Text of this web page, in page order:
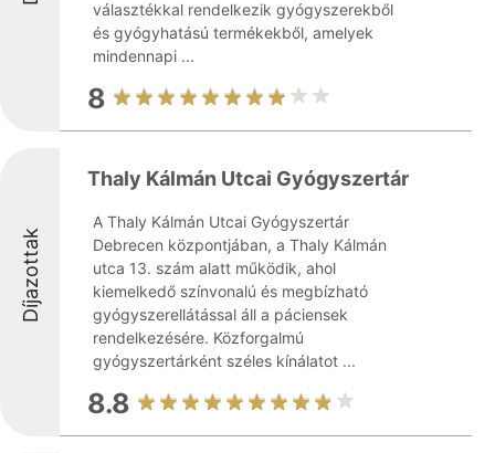
választékkal rendelkezik gyógyszerekből
és gyógyhatású termékekből, amelyek
mindennapi ...
8
Díjazottak
Thaly Kálmán Utcai Gyógyszertár
A Thaly Kálmán Utcai Gyógyszertár
Debrecen központjában, a Thaly Kálmán
utca 13. szám alatt működik, ahol
kiemelkedő színvonalú és megbízható
gyógyszerellátással áll a páciensek
rendelkezésére. Közforgalmú
gyógyszertárként széles kínálatot ...
8.8